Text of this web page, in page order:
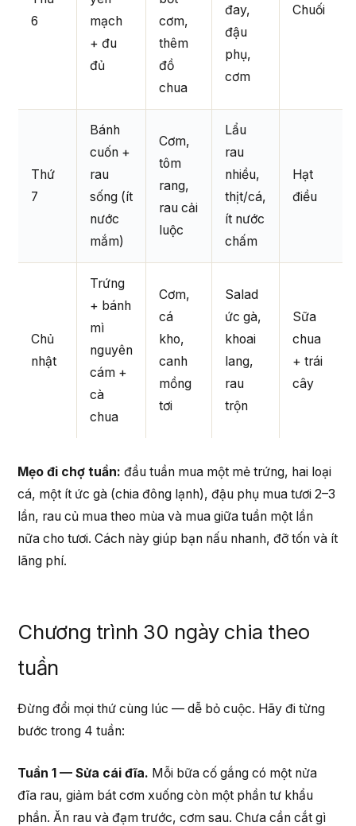
6
mạch
+ đu
đủ
cơm,
thêm
đồ
chua
đay,
đậu
phụ,
cơm
Chuối
Thứ
7
Bánh
cuốn +
rau
sống (ít
nước
mắm)
Cơm,
tôm
rang,
rau cải
luộc
Lẩu
rau
nhiều,
thịt/cá,
ít nước
chấm
Hạt
điều
Chủ
nhật
Trứng
+ bánh
mì
nguyên
cám +
cà
chua
Cơm,
cá
kho,
canh
mồng
tơi
Salad
ức gà,
khoai
lang,
rau
trộn
Sữa
chua
+ trái
cây
Mẹo đi chợ tuần: đầu tuần mua một mẻ trứng, hai loại
cá, một ít ức gà (chia đông lạnh), đậu phụ mua tươi 2–3
lần, rau củ mua theo mùa và mua giữa tuần một lần
nữa cho tươi. Cách này giúp bạn nấu nhanh, đỡ tốn và ít
lãng phí.
Chương trình 30 ngày chia theo
tuần
Đừng đổi mọi thứ cùng lúc — dễ bỏ cuộc. Hãy đi từng
bước trong 4 tuần:
Tuần 1 — Sửa cái đĩa. Mỗi bữa cố gắng có một nửa
đĩa rau, giảm bát cơm xuống còn một phần tư khẩu
phần. Ăn rau và đạm trước, cơm sau. Chưa cần cắt gì